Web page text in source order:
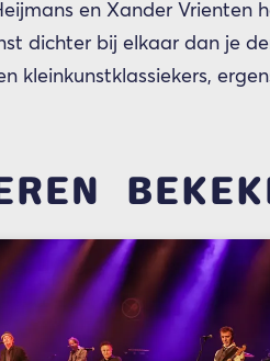
en Xander Vrienten
dichter bij elkaar dan je
kleinkunstklassiekers,